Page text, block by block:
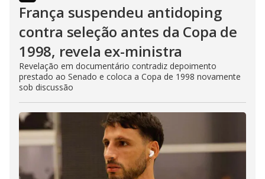
França suspendeu antidoping
contra seleção antes da Copa de
1998, revela ex-ministra
Revelação em documentário contradiz depoimento
prestado ao Senado e coloca a Copa de 1998 novamente
sob discussão